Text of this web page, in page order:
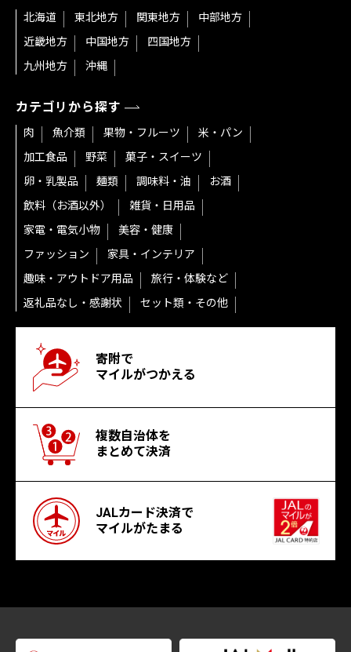
北海道 東北地方 関東地方
中部地方
近畿地方
中国地方
四国地方
九州地方
沖縄
カテゴリから探す
肉 魚介類 果物・フルーツ
米・パン
加工食品
野菜
菓子・スイーツ
卵・乳製品
麺類 調味料・油
お酒
飲料（お酒以外）
雑貨・日用品
家電・電気小物
美容・健康
ファッション
家具・インテリア
趣味・アウトドア用品
旅行・体験など
返礼品なし・感謝状
セット類・その他
寄附で
マイルがつかえる
複数自治体を
まとめて決済
JALカード決済で
マイルがたまる